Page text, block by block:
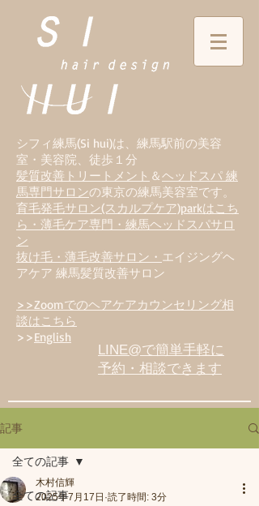
シフィ練馬(Si hui)は、 練馬駅前の美容
室・美容院、徒歩１分
髪質改善トリートメント ＆ヘッドスパ 練
馬専門サロンの東京の練馬美容室です。
育毛発毛サロン(スカルプケア)parkはこち
ら・薄毛ケア専門・練馬ヘッドスパサロ
ン
抜け毛・薄毛改善サロン・ エイジングヘ
アケア 練馬髪質改善サロン
>>Zoomでのヘアケアカウンセリング相
談はこちら
>>English
LINE@で簡単手軽に
予約・相談できます
記事
全ての記事
全ての記事
木村信輝
2025年7月17日 読了時間: 3分